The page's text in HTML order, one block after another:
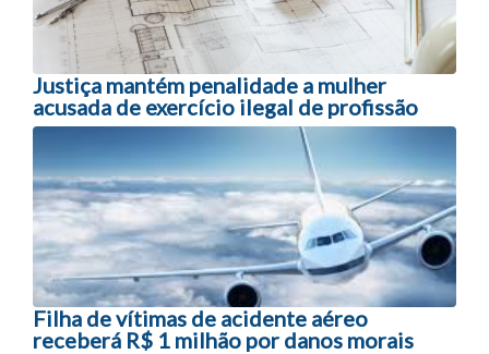
Justiça mantém penalidade a mulher
acusada de exercício ilegal de profissão
Filha de vítimas de acidente aéreo
receberá R$ 1 milhão por danos morais